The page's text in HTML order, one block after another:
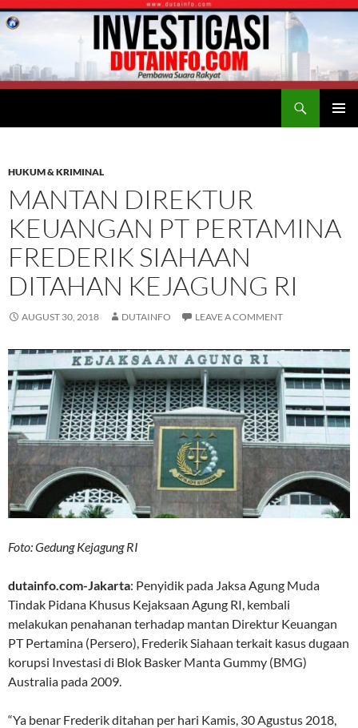
HUKUM & KRIMINAL
MANTAN DIREKTUR
KEUANGAN PT PERTAMINA
FREDERIK SIAHAAN
DITAHAN KEJAGUNG RI
AUGUST 30, 2018 DUTAINFO LEAVE A COMMENT
Foto: Gedung Kejagung RI
dutainfo.com-Jakarta: Penyidik pada Jaksa Agung Muda
Tindak Pidana Khusus Kejaksaan Agung RI, kembali
melakukan penahanan terhadap mantan Direktur Keuangan
PT Pertamina (Persero), Frederik Siahaan terkait kasus dugaan
korupsi Investasi di Blok Basker Manta Gummy (BMG)
Australia pada 2009.
“Ya benar Frederik ditahan per hari Kamis, 30 Agustus 2018,